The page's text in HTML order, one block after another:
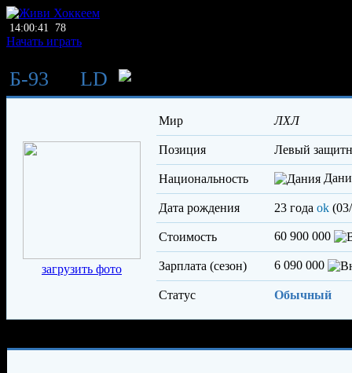
14:00:41 78
Начать играть
Б-93 LD
загрузить фото
Мир ЛХЛ
Позиция левый
Национальность
Дата рождения 23 года ok
Стоимость 60 900 000
Зарплата (сезон) 6 090 000
Статус Обычный